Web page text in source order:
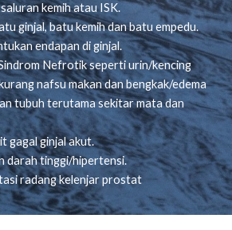
kemih atau ISK.
ginjal, batu kemih dan batu empedu.
endapan di ginjal.
Nefrotik seperti urin/kencing
nafsu makan dan bengkak/edema
tubuh terutama sekitar mata dan
gagal ginjal akut.
darah tinggi/hipertensi.
radang kelenjar prostat